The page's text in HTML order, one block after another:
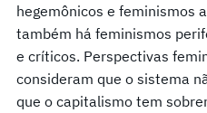
hegemônicos e feminismos
também há feminismos
e críticos. Perspectivas
consideram que o sistema
que o capitalismo tem